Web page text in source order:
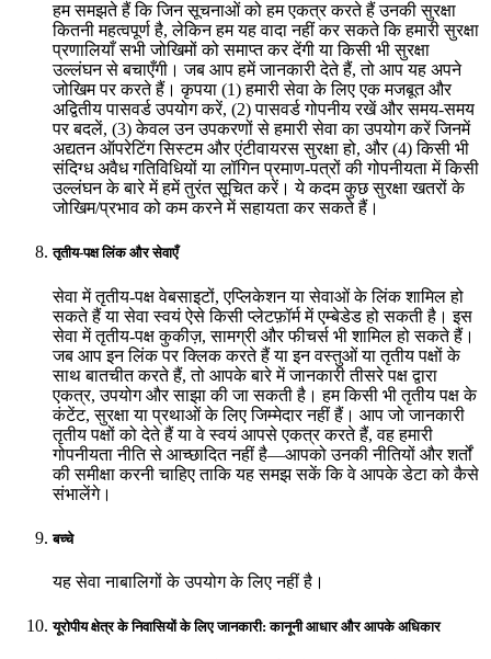
हम समझते हैं कि जिन सूचनाओं को हम एकत्र करते हैं उनकी सुरक्षा
कितनी महत्वपूर्ण है, लेकिन हम यह वादा नहीं कर सकते कि हमारी सुरक्षा
प्रणालियाँ सभी जोखिमों को समाप्त कर देंगी या किसी भी सुरक्षा
उल्लंघन से बचाएँगी। जब आप हमें जानकारी देते हैं, तो आप यह अपने
जोखिम पर करते हैं। कृपया (1) हमारी सेवा के लिए एक मजबूत और
अद्वितीय पासवर्ड उपयोग करें, (2) पासवर्ड गोपनीय रखें और समय-समय
पर बदलें, (3) केवल उन उपकरणों से हमारी सेवा का उपयोग करें जिनमें
अद्यतन ऑपरेटिंग सिस्टम और एंटीवायरस सुरक्षा हो, और (4) किसी भी
संदिग्ध अवैध गतिविधियों या लॉगिन प्रमाण-पत्रों की गोपनीयता में किसी
उल्लंघन के बारे में हमें तुरंत सूचित करें। ये कदम कुछ सुरक्षा खतरों के
जोखिम/प्रभाव को कम करने में सहायता कर सकते हैं।
तृतीय-पक्ष लिंक और सेवाएँ
सेवा में तृतीय-पक्ष वेबसाइटों, एप्लिकेशन या सेवाओं के लिंक शामिल हो
सकते हैं या सेवा स्वयं ऐसे किसी प्लेटफ़ॉर्म में एम्बेडेड हो सकती है। इस
सेवा में तृतीय-पक्ष कुकीज़, सामग्री और फीचर्स भी शामिल हो सकते हैं।
जब आप इन लिंक पर क्लिक करते हैं या इन वस्तुओं या तृतीय पक्षों के
साथ बातचीत करते हैं, तो आपके बारे में जानकारी तीसरे पक्ष द्वारा
एकत्र, उपयोग और साझा की जा सकती है। हम किसी भी तृतीय पक्ष के
कंटेंट, सुरक्षा या प्रथाओं के लिए जिम्मेदार नहीं हैं। आप जो जानकारी
तृतीय पक्षों को देते हैं या वे स्वयं आपसे एकत्र करते हैं, वह हमारी
गोपनीयता नीति से आच्छादित नहीं है—आपको उनकी नीतियों और शर्तों
की समीक्षा करनी चाहिए ताकि यह समझ सकें कि वे आपके डेटा को कैसे
संभालेंगे।
बच्चे
यह सेवा नाबालिगों के उपयोग के लिए नहीं है।
यूरोपीय क्षेत्र के निवासियों के लिए जानकारी: कानूनी आधार और आपके अधिकार